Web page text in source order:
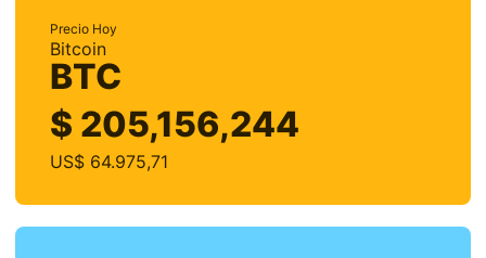
Precio Hoy
Bitcoin
BTC
$ 205,156,244
US$ 64.975,71